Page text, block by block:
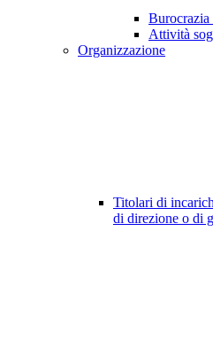
Burocrazia
Attività
Organizzazione
Titolari di
di direzione o di